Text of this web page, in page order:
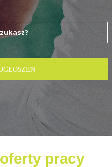
pracy